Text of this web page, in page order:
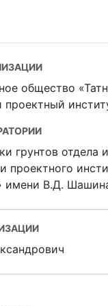
общество
проектный
грунтов отдела
проектного
имени В.Д.